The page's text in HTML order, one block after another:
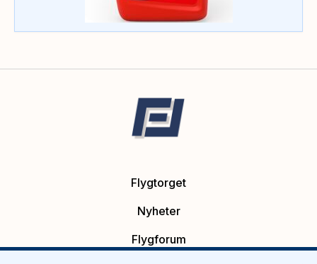
Flygtorget
Nyheter
Flygforum